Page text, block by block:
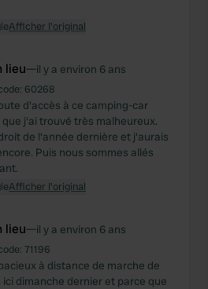
Afficher l'original
lieu—il y a environ 6 ans
60268
d'accès à ce camping-car
j'ai trouvé très malheureux.
de l'année dernière et j'aurais
Puis nous sommes allés
Afficher l'original
lieu—il y a environ 6 ans
71196
à distance de marche de
dimanche dernier et parce que